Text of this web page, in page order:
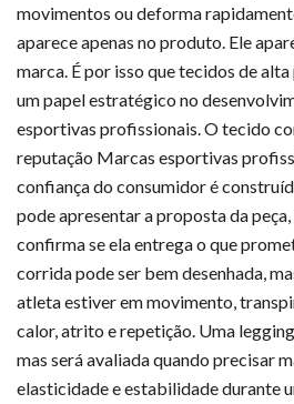
movimentos ou deforma
aparece apenas no produto. Ele
marca. É por isso que tecidos de
um papel estratégico no
esportivas profissionais. O tecido
reputação Marcas esportivas
confiança do consumidor é
pode apresentar a proposta da
confirma se ela entrega o que
corrida pode ser bem desenhada,
atleta estiver em movimento,
calor, atrito e repetição. Uma
mas será avaliada quando precisar
elasticidade e estabilidade durante